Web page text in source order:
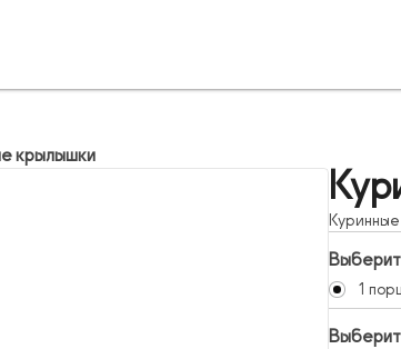
крылышки
1